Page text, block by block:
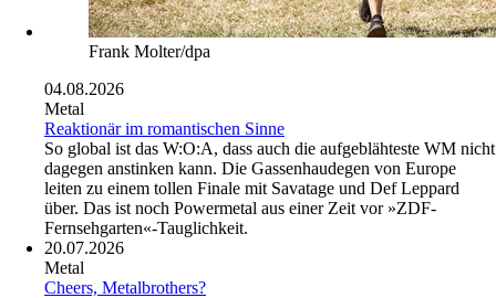
Frank Molter/dpa
04.08.2026
Metal
Reaktionär im romantischen Sinne
So global ist das W:O:A, dass auch die aufgeblähteste WM nicht
dagegen anstinken kann. Die Gassenhaudegen von Europe
leiten zu einem tollen Finale mit Savatage und Def Leppard
über. Das ist noch Powermetal aus einer Zeit vor »ZDF-
Fernsehgarten«-Tauglichkeit.
20.07.2026
Metal
Cheers, Metalbrothers?